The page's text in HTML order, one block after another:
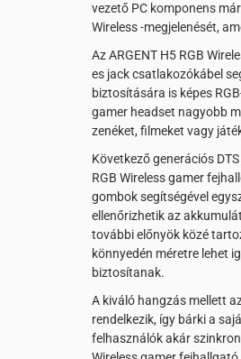
vezető PC komponens
Wireless -megjelenését,
Az ARGENT H5 RGB
es jack csatlakozókábel
biztosítására is képes
gamer headset nagyobb
zenéket, filmeket vagy
Következő generációs
RGB Wireless gamer
gombok segítségével
ellenőrizhetik az
további előnyök közé
könnyedén méretre lehet
biztosítanak.
A kiváló hangzás mellett
rendelkezik, így bárki a
felhasználók akár